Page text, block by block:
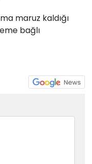
maruz kaldığı
bağlı